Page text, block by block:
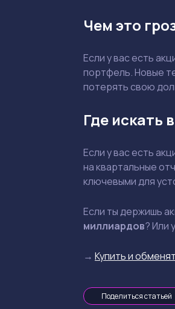
Чем это
Если у вас есть
портфель. Новые
потерять свою
Где искать
Если у вас есть
на квартальные
ключевыми для
Если ты держишь
миллиардов? Или
→ Купить и
Поделиться статьей